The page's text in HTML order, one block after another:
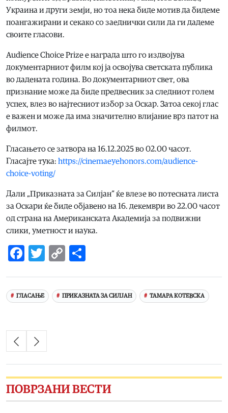
Украина и други земји, но тоа нека биде мотив да бидеме
поангажирани и секако со заеднички сили да ги дадеме
своите гласови.
Audience Choice Prize е награда што го издвојува
документарниот филм кој ја освојува светската публика
во дадената година. Во документарниот свет, ова
признание може да биде предвесник за следниот голем
успех, влез во најтесниот избор за Оскар. Затоа секој глас
е важен и може да има значително влијание врз патот на
филмот.
Гласањето се затвора на 16.12.2025 во 02.00 часот.
Гласајте тука: https://cinemaeyehonors.com/audience-
choice-voting/
Дали „Приказната за Силјан“ ќе влезе во потесната листа
за Оскари ќе биде објавено на 16. декември во 22.00 часот
од страна на Американската Академија за подвижни
слики, уметност и наука.
Facebook
Twitter
Copy
ГЛАСАЊЕ ПРИКАЗНАТА ЗА СИЛЈАН ТАМАРА КОТЕВСКА
ПОВРЗАНИ ВЕСТИ